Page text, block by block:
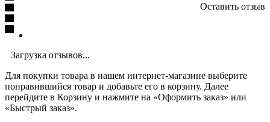
Оставить отзыв
Загрузка отзывов...
Для покупки товара в нашем интернет-магазине выберите
понравившийся товар и добавьте его в корзину. Далее
перейдите в Корзину и нажмите на «Оформить заказ» или
«Быстрый заказ».